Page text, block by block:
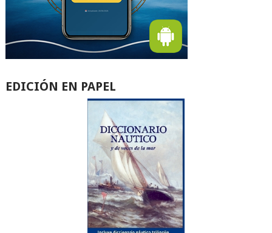
EDICIÓN EN PAPEL